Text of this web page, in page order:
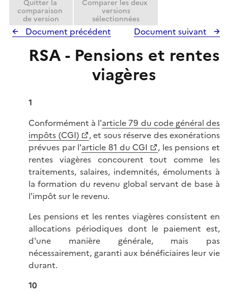
Quitter la
comparaison
de version
Comparer les deux
versions
sélectionnées
Document précédent Document suivant
RSA - Pensions et rentes
viagères
1
Conformément à l'article 79 du code général des
impôts (CGI)
, et sous réserve des exonérations
prévues par l'article 81 du CGI
, les pensions et
rentes viagères concourent tout comme les
traitements, salaires, indemnités, émoluments à
la formation du revenu global servant de base à
l'impôt sur le revenu.
Les pensions et les rentes viagères consistent en
allocations périodiques dont le paiement est,
d'une manière générale, mais pas
nécessairement, garanti aux bénéficiaires leur vie
durant.
10